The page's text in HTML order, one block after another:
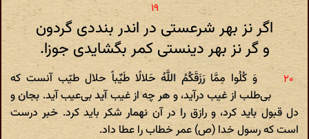
اگر نز بهر شرعستی در اندر بنددی گردون
و گر نز بهر دینستی کمر بگشایدی جوزا.
وَ کُلُوا مِمَّا رَزَقَکُمُ اللَّهُ حَلالًا طَیِّباً حلال طیّب آنست که
بی‌طلب از غیب درآید، و هر چه از غیب آید بی‌عیب آید. بجان و
دل قبول باید کرد، و رازق را در آن نهمار شکر باید کرد. خبر درست
است که رسول خدا (ص) عمر خطاب را عطا داد.